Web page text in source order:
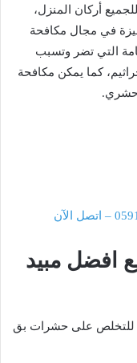
أركان المنزل،
في مجال مكافحة
التي تضر وتسبب
كما يمكن مكافحة
حشري.
افضل مبيد
للتخلص على حشرات بق